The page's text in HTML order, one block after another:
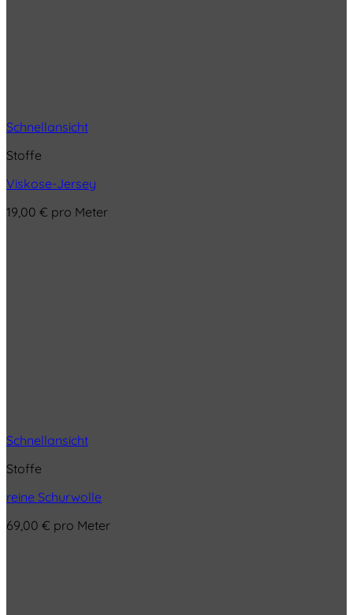
Schnellansicht
Stoffe
Viskose-Jersey
19,00 € pro Meter
Schnellansicht
Stoffe
reine Schurwolle
69,00 € pro Meter